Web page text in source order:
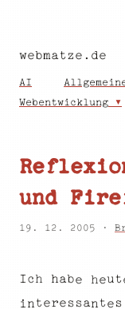
webmatze.de
AI
Webentwicklung
und
19. 12. 2005 ·
I c h habe heut
i n teres san tes